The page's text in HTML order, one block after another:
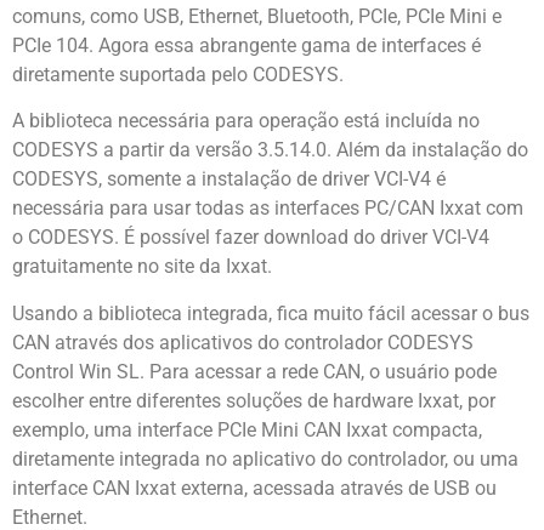
comuns, como USB, Ethernet, Bluetooth, PCIe, PCIe Mini e
PCIe 104. Agora essa abrangente gama de interfaces é
diretamente suportada pelo CODESYS.
A biblioteca necessária para operação está incluída no
CODESYS a partir da versão 3.5.14.0. Além da instalação do
CODESYS, somente a instalação de driver VCI-V4 é
necessária para usar todas as interfaces PC/CAN Ixxat com
o CODESYS. É possível fazer download do driver VCI-V4
gratuitamente no site da Ixxat.
Usando a biblioteca integrada, fica muito fácil acessar o bus
CAN através dos aplicativos do controlador CODESYS
Control Win SL. Para acessar a rede CAN, o usuário pode
escolher entre diferentes soluções de hardware Ixxat, por
exemplo, uma interface PCIe Mini CAN Ixxat compacta,
diretamente integrada no aplicativo do controlador, ou uma
interface CAN Ixxat externa, acessada através de USB ou
Ethernet.